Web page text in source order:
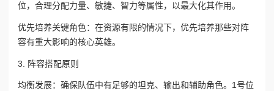
位，合理分配力量、敏捷、智力等属性，以最大化其作用。
优先培养关键角色：在资源有限的情况下，优先培养那些对阵
容有重大影响的核心英雄。
3. 阵容搭配原则
均衡发展：确保队伍中有足够的坦克、输出和辅助角色。1号位